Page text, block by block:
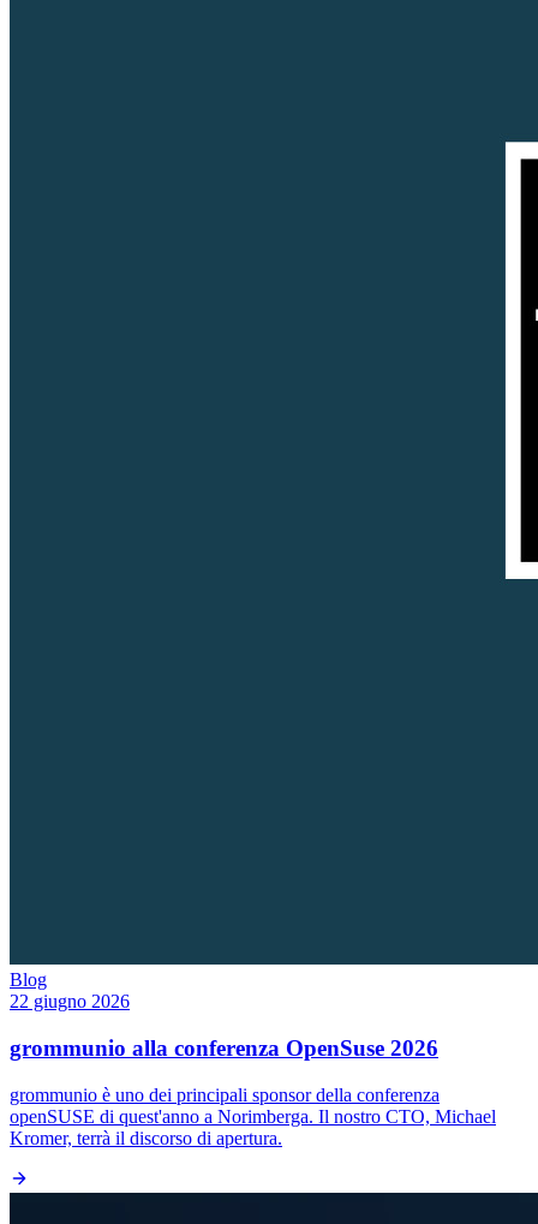
Blog
22 giugno 2026
grommunio alla conferenza OpenSuse 2026
grommunio è uno dei principali sponsor della conferenza
openSUSE di quest'anno a Norimberga. Il nostro CTO, Michael
Kromer, terrà il discorso di apertura.